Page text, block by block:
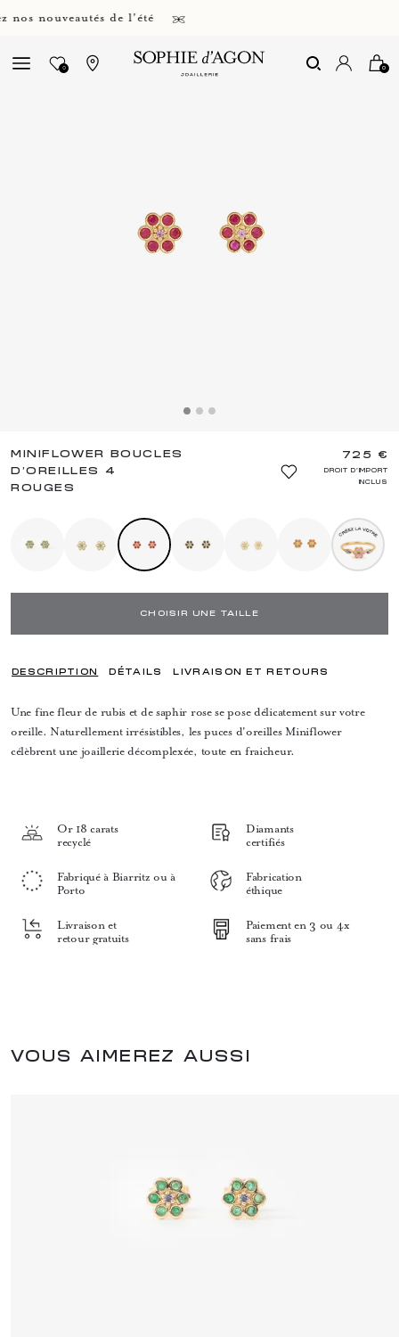
nouveautés de l'été
0 0
MINIFLOWER BOUCLES
D’OREILLES 4
ROUGES
725 €
DROIT D'IMPORT
INCLUS
CHOISIR UNE TAILLE
DESCRIPTION DÉTAILS LIVRAISON ET RETOURS
Une fine fleur de rubis et de saphir rose se pose délicatement sur votre
oreille. Naturellement irrésistibles, les puces d'oreilles Miniflower
célèbrent une joaillerie décomplexée, toute en fraicheur.
Or 18 carats
recyclé
Diamants
certifiés
Fabriqué à Biarritz ou à
Porto
Fabrication
éthique
Livraison et
retour gratuits
Paiement en 3 ou 4x
sans frais
VOUS AIMEREZ AUSSI